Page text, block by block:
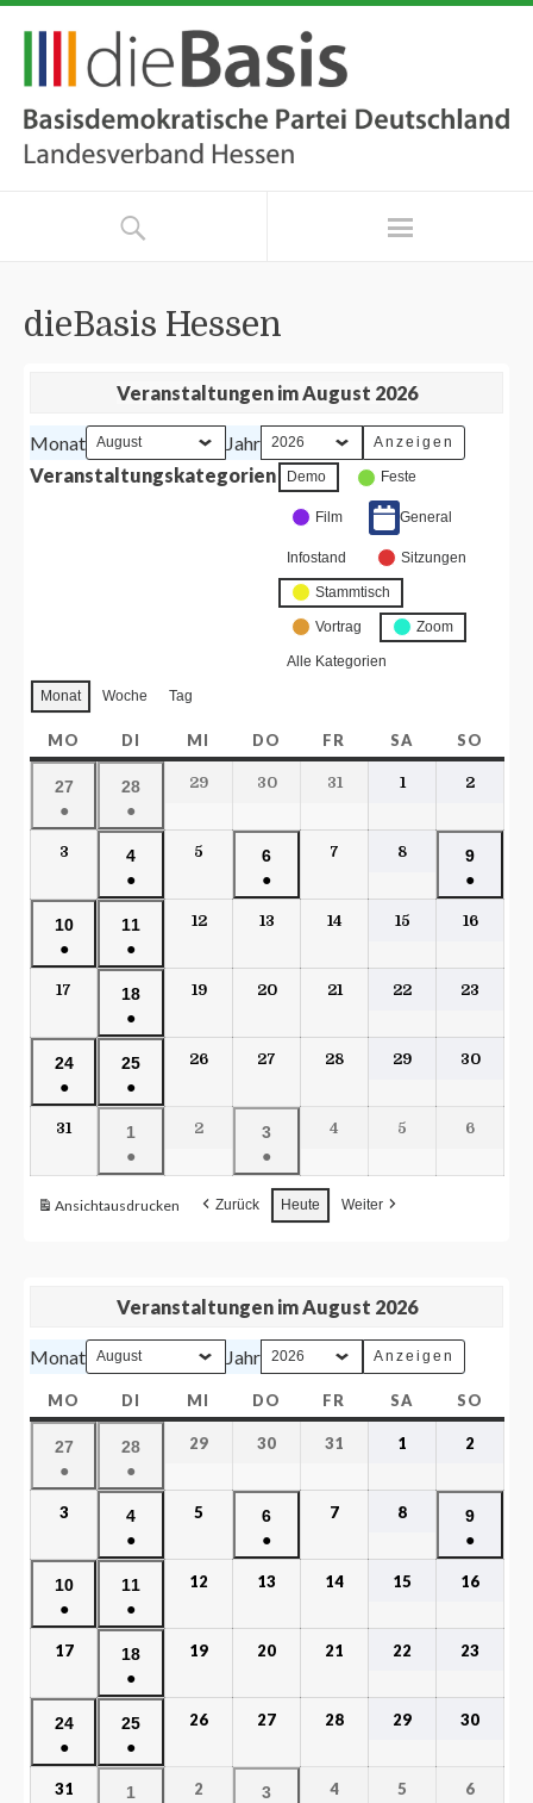
dieBasis Hessen
Veranstaltungen im August 2026
Monat
Jahr
Veranstaltungskategorien
Demo Feste
Film General
Infostand Sitzungen
Stammtisch
Vortrag Zoom
Alle Kategorien
Monat Woche Tag
MO DI MI DO FR SA SO
27
●
28
●
29 30 31 1 2
3
4
●
5
6
●
7 8
9
●
10
●
11
●
12 13 14 15 16
17
18
●
19 20 21 22 23
24
●
25
●
26 27 28 29 30
31
1
●
2
3
●
4 5 6
Ansichtausdrucken Zurück Heute Weiter
Veranstaltungen im August 2026
Monat Jahr
MO DI MI DO FR SA SO
27
●
28
●
29 30 31 1 2
3
4
●
5
6
●
7 8
9
●
10
●
11
●
12 13 14 15 16
17
18
●
19 20 21 22 23
24
●
25
●
26 27 28 29 30
31
1
2
3
4 5 6